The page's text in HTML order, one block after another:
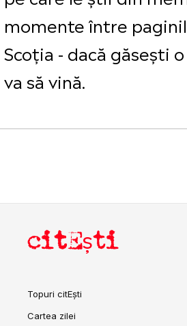
momente între
Scoția - dacă găsești
va să vină.
citEști
Topuri citEști
Cartea zilei